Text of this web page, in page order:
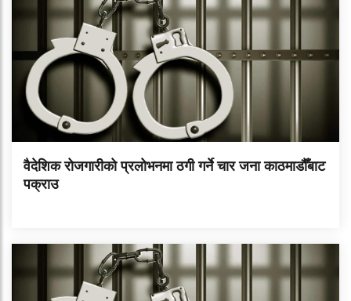
वैदेशिक रोजगारीको प्रलोभनमा ठगी गर्ने चार जना काठमाडौँबाट
पक्राउ